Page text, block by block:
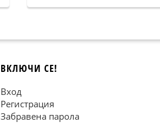
ВКЛЮЧИ СЕ!
Вход
Регистрация
Забравена парола